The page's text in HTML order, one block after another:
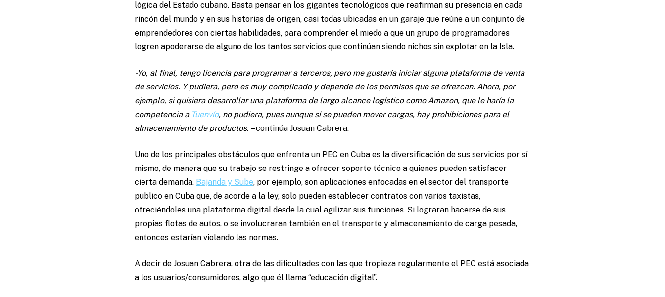
lógica del Estado cubano. Basta pensar en los gigantes tecnológicos que reafirman su presencia en cada
rincón del mundo y en sus historias de origen, casi todas ubicadas en un garaje que reúne a un conjunto de
emprendedores con ciertas habilidades, para comprender el miedo a que un grupo de programadores
logren apoderarse de alguno de los tantos servicios que continúan siendo nichos sin explotar en la Isla.
-Yo, al final, tengo licencia para programar a terceros, pero me gustaría iniciar alguna plataforma de venta
de servicios. Y pudiera, pero es muy complicado y depende de los permisos que se ofrezcan. Ahora, por
ejemplo, si quisiera desarrollar una plataforma de largo alcance logístico como Amazon, que le haría la
competencia a Tuenvío, no pudiera, pues aunque sí se pueden mover cargas, hay prohibiciones para el
almacenamiento de productos. – continúa Josuan Cabrera.
Uno de los principales obstáculos que enfrenta un PEC en Cuba es la diversificación de sus servicios por sí
mismo, de manera que su trabajo se restringe a ofrecer soporte técnico a quienes pueden satisfacer
cierta demanda. Bajanda y Sube, por ejemplo, son aplicaciones enfocadas en el sector del transporte
público en Cuba que, de acorde a la ley, solo pueden establecer contratos con varios taxistas,
ofreciéndoles una plataforma digital desde la cual agilizar sus funciones. Si lograran hacerse de sus
propias flotas de autos, o se involucraran también en el transporte y almacenamiento de carga pesada,
entonces estarían violando las normas.
A decir de Josuan Cabrera, otra de las dificultades con las que tropieza regularmente el PEC está asociada
a los usuarios/consumidores, algo que él llama “educación digital”.